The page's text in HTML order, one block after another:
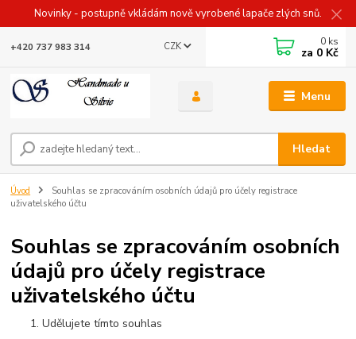
Novinky - postupně vkládám nově vyrobené lapače zlých snů.
Menu
CZK
Hledat
+420 737 983 314 0 ks
za 0 Kč
Úvod
Souhlas se zpracováním osobních údajů pro účely registrace
uživatelského účtu
Souhlas se zpracováním osobních
údajů pro účely registrace
uživatelského účtu
Udělujete tímto souhlas